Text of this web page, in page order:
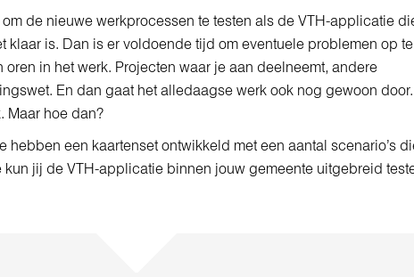
de nieuwe werkprocessen te testen als de VTH-applicatie
klaar is. Dan is er voldoende tijd om eventuele problemen op
oren in het werk. Projecten waar je aan deelneemt, andere
En dan gaat het alledaagse werk ook nog gewoon door.
Maar hoe dan?
hebben een kaartenset ontwikkeld met een aantal scenario’s
kun jij de VTH-applicatie binnen jouw gemeente uitgebreid